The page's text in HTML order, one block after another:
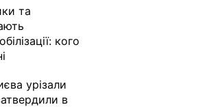
та
кого
урізали
в